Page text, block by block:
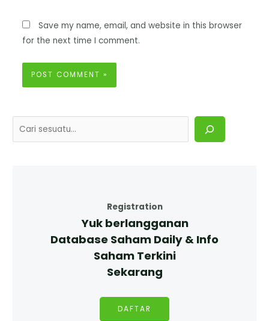
Save my name, email, and website in this browser
for the next time I comment.
Registration
Yuk berlangganan
Database Saham Daily & Info
Saham Terkini
Sekarang
DAFTAR